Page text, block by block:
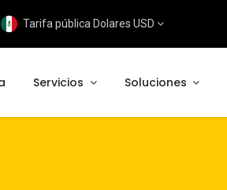
Tarifa pública Dolares USD
Servicios Soluciones